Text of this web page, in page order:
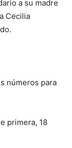
a su madre
Cecilia
números para
primera, 18